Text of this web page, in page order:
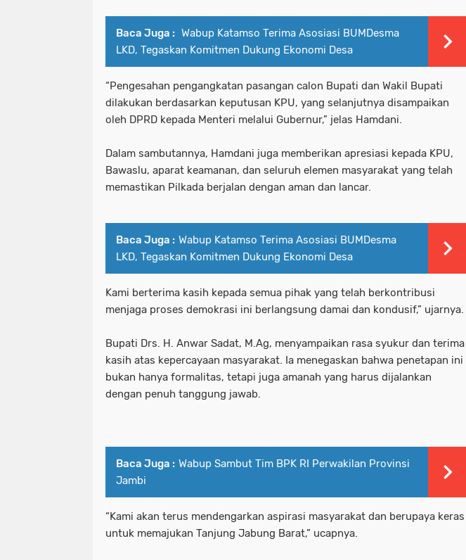
Baca Juga : Wabup Katamso Terima Asosiasi BUMDesma
LKD, Tegaskan Komitmen Dukung Ekonomi Desa
“Pengesahan pengangkatan pasangan calon Bupati dan Wakil Bupati
dilakukan berdasarkan keputusan KPU, yang selanjutnya disampaikan
oleh DPRD kepada Menteri melalui Gubernur,” jelas Hamdani.
Dalam sambutannya, Hamdani juga memberikan apresiasi kepada KPU,
Bawaslu, aparat keamanan, dan seluruh elemen masyarakat yang telah
memastikan Pilkada berjalan dengan aman dan lancar.
Baca Juga : Wabup Katamso Terima Asosiasi BUMDesma
LKD, Tegaskan Komitmen Dukung Ekonomi Desa
Kami berterima kasih kepada semua pihak yang telah berkontribusi
menjaga proses demokrasi ini berlangsung damai dan kondusif,” ujarnya.
Bupati Drs. H. Anwar Sadat, M.Ag, menyampaikan rasa syukur dan terima
kasih atas kepercayaan masyarakat. Ia menegaskan bahwa penetapan ini
bukan hanya formalitas, tetapi juga amanah yang harus dijalankan
dengan penuh tanggung jawab.
Baca Juga : Wabup Sambut Tim BPK RI Perwakilan Provinsi
Jambi
“Kami akan terus mendengarkan aspirasi masyarakat dan berupaya keras
untuk memajukan Tanjung Jabung Barat,” ucapnya.